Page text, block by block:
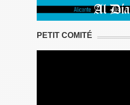
PETIT COMITÉ